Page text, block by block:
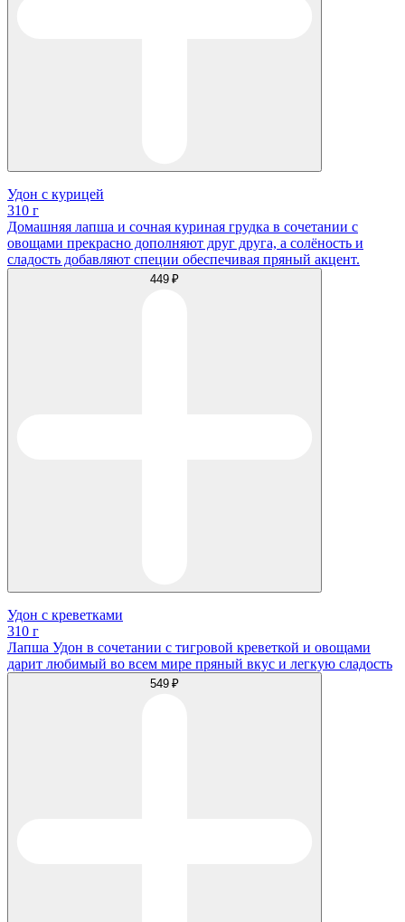
Удон с курицей
310 г
Домашняя лапша и сочная куриная грудка в сочетании с
овощами прекрасно дополняют друг друга, а солёность и
сладость добавляют специи обеспечивая пряный акцент.
449 ₽
Удон с креветками
310 г
Лапша Удон в сочетании с тигровой креветкой и овощами
дарит любимый во всем мире пряный вкус и легкую сладость
549 ₽